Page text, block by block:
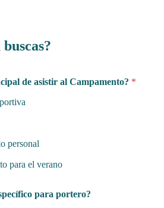
de asistir al Campamento? *
personal
para el verano
para portero?